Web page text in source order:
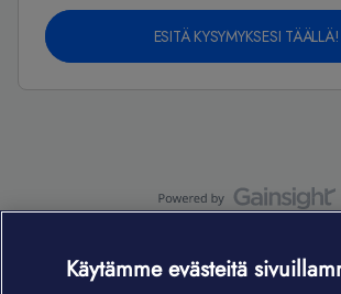
ESITÄ KYSYMYKSESI TÄÄLLÄ!
Käytämme evästeitä